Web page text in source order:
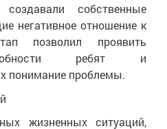
собственные
негативное отношение к
позволил проявить
ребят и
понимание проблемы.
жизненных ситуаций,